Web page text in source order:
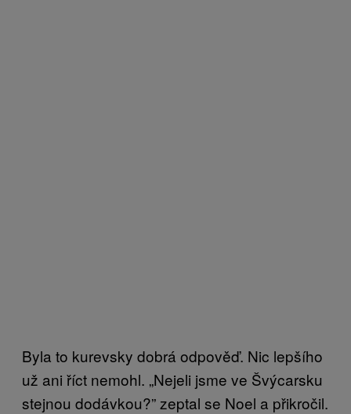
Byla to kurevsky dobrá odpověď. Nic lepšího
už ani říct nemohl. „Nejeli jsme ve Švýcarsku
stejnou dodávkou?” zeptal se Noel a přikročil.